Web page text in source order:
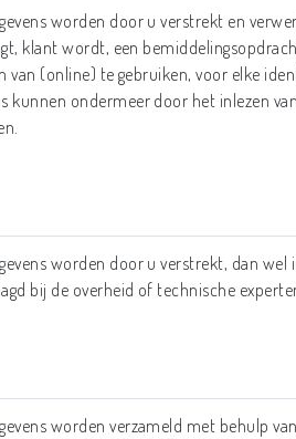
worden door u verstrekt en
klant wordt, een
van (online) te gebruiken, voor elke
kunnen ondermeer door het inlezen
worden door u verstrekt, dan
bij de overheid of technische
worden verzameld met behulp